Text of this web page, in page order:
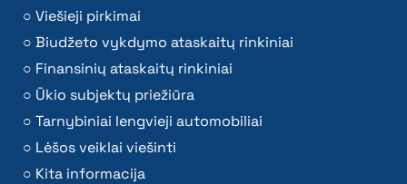
Viešieji pirkimai
Biudžeto vykdymo ataskaitų rinkiniai
Finansinių ataskaitų rinkiniai
Ūkio subjektų priežiūra
Tarnybiniai lengvieji automobiliai
Lėšos veiklai viešinti
Kita informacija